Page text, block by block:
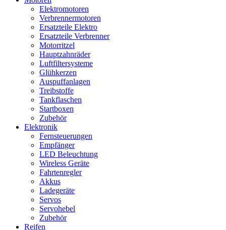
Elektromotoren
Verbrennermotoren
Ersatzteile Elektro
Ersatzteile Verbrenner
Motorritzel
Hauptzahnräder
Luftfiltersysteme
Glühkerzen
Auspuffanlagen
Treibstoffe
Tankflaschen
Startboxen
Zubehör
Elektronik
Fernsteuerungen
Empfänger
LED Beleuchtung
Wireless Geräte
Fahrtenregler
Akkus
Ladegeräte
Servos
Servohebel
Zubehör
Reifen